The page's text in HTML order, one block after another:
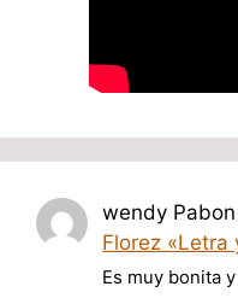
wendy Pabon
Florez «Letra
Es muy bonita